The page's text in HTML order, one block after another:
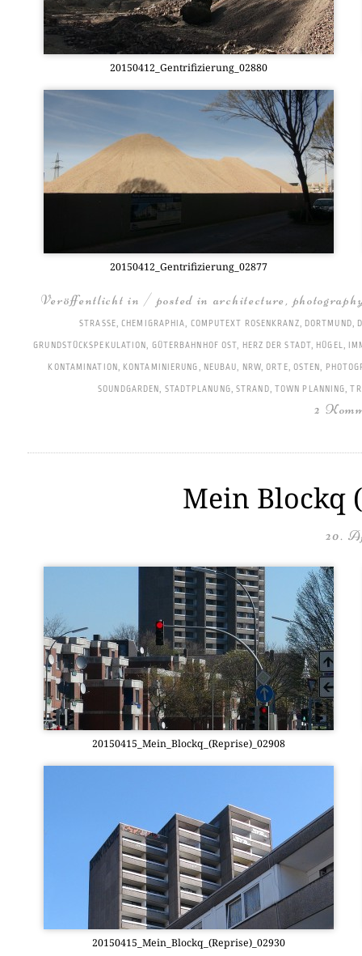
20150412_Gentrifizierung_02880
20150412_Gentrifizierung_02877
Veröffentlicht in / posted in architecture,
STRASSE ,CHEMIGRAPHIA, COMPUTEXT ROSENKRANZ, DORTMUND,
GRUNDSTÜCKSPEKULATION, GÜTERBAHNHOF OST, HERZ DER STADT, HÜGEL,
KONTAMINATION, KONTAMINIERUNG, NEUBAU, NRW,ORTE, OSTEN,
SOUNDGARDEN, STADTPLANUNG,STRAND, TOWN PLANNING,
2
Mein Blockq
20.
20150415_Mein_Blockq_(Reprise)_02908
20150415_Mein_Blockq_(Reprise)_02930